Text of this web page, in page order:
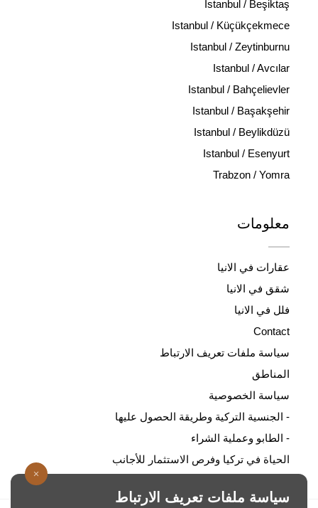
Istanbul / Beşiktaş
Istanbul / Küçükçekmece
Istanbul / Zeytinburnu
Istanbul / Avcılar
Istanbul / Bahçelievler
Istanbul / Başakşehir
Istanbul / Beylikdüzü
Istanbul / Esenyurt
Trabzon / Yomra
معلومات
عقارات في الانيا
شقق في الانيا
فلل في الانيا
Contact
سياسة ملفات تعريف الارتباط
المناطق
سياسة الخصوصية
- الجنسية التركية وطريقة الحصول عليها
- الطابو وعملية الشراء
الحياة في تركيا وفرص الاستثمار للأجانب
سياسة ملفات تعريف الارتباط